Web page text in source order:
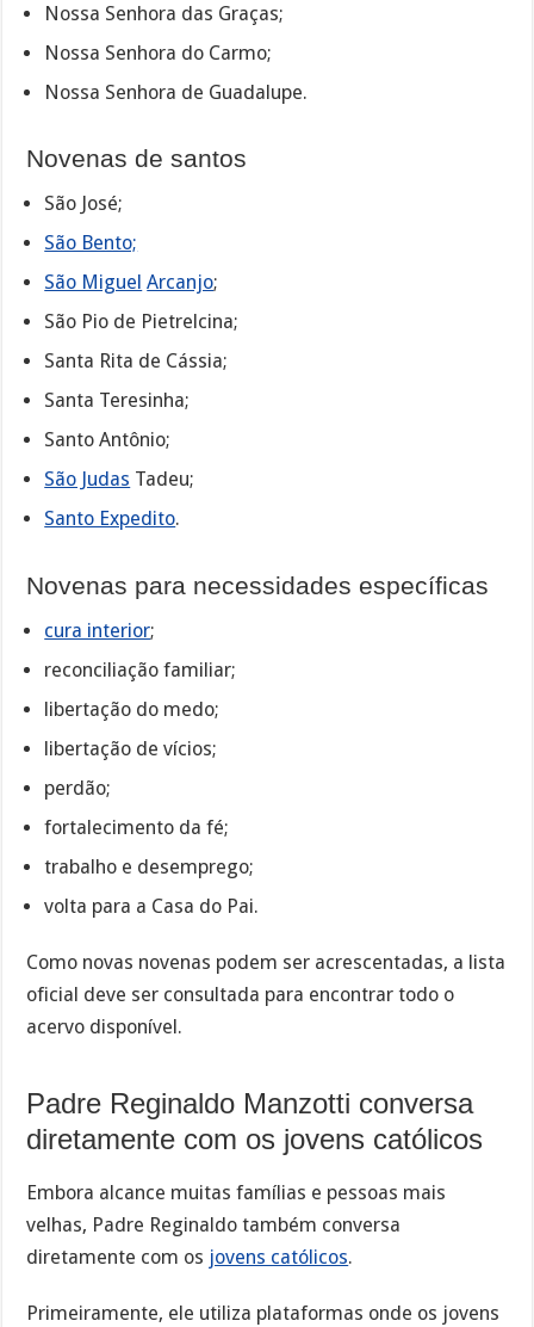
Nossa Senhora das Graças;
Nossa Senhora do Carmo;
Nossa Senhora de Guadalupe.
Novenas de santos
São José;
São Bento;
São Miguel Arcanjo;
São Pio de Pietrelcina;
Santa Rita de Cássia;
Santa Teresinha;
Santo Antônio;
São Judas Tadeu;
Santo Expedito.
Novenas para necessidades específicas
cura interior;
reconciliação familiar;
libertação do medo;
libertação de vícios;
perdão;
fortalecimento da fé;
trabalho e desemprego;
volta para a Casa do Pai.
Como novas novenas podem ser acrescentadas, a lista
oficial deve ser consultada para encontrar todo o
acervo disponível.
Padre Reginaldo Manzotti conversa
diretamente com os jovens católicos
Embora alcance muitas famílias e pessoas mais
velhas, Padre Reginaldo também conversa
diretamente com os jovens católicos.
Primeiramente, ele utiliza plataformas onde os jovens